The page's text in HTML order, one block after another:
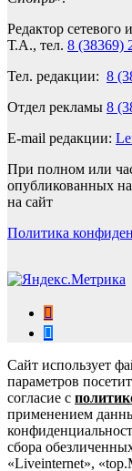
Редактор сетевого
Т.А., тел. 8 (38369)
Тел. редакции: 8
Отдел рекламы 8
E-mail редакции:
При полном или
опубликованных на
на сайт
Политика
Сайт использует
параметров
согласие с
применением
сбора
«Liveinternet»,